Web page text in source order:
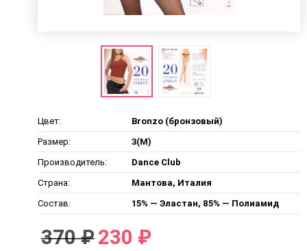
Цвет:
Bronzo (бронзовый)
Размер:
3(M)
Производитель:
Dance Club
Страна:
Мантова, Италия
Состав:
15% — Эластан, 85% — Полиамид
370 ₽230 ₽